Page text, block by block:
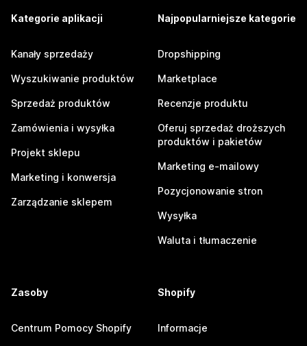
Kategorie aplikacji
Kanały sprzedaży
Wyszukiwanie produktów
Sprzedaż produktów
Zamówienia i wysyłka
Projekt sklepu
Marketing i konwersja
Zarządzanie sklepem
Najpopularniejsze kategorie
Dropshipping
Marketplace
Recenzje produktu
Oferuj sprzedaż droższych
produktów i pakietów
Marketing e-mailowy
Pozycjonowanie stron
Wysyłka
Waluta i tłumaczenie
Zasoby
Centrum Pomocy Shopify
Shopify
Informacje